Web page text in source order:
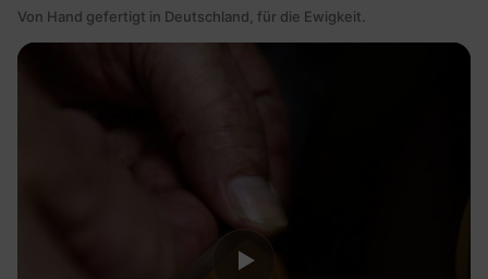
Von Hand gefertigt in Deutschland, für die Ewigkeit.